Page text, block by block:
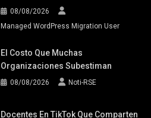
08/08/2026
Managed WordPress Migration User
El Costo Que Muchas
Organizaciones Subestiman
08/08/2026 Noti-RSE
Docentes En TikTok Que Comparten